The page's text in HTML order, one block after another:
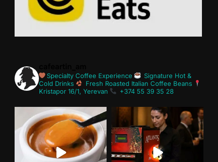
Specialty Coffee Experience
Signature Hot &
Cold Drinks
Fresh Roasted Italian Coffee Beans
Kristapor 16/1, Yerevan
+374 55 39 35 28